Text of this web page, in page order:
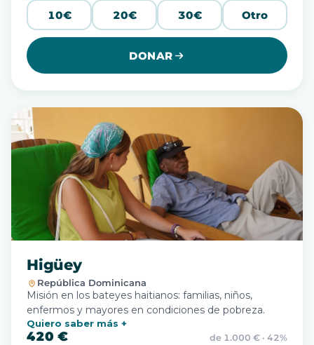
10€ 20€ 30€ Otro
DONAR
Higüey
República Dominicana
Misión en los bateyes haitianos: familias, niños,
enfermos y mayores en condiciones de pobreza.
Quiero saber más
420 € de 1.000 € · 42%